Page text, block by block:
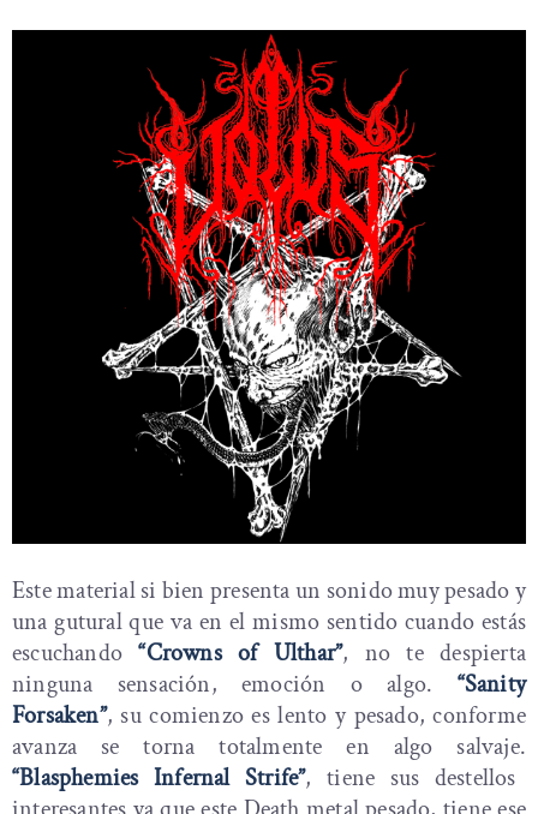
Este material si bien presenta un sonido muy pesado y
una gutural que va en el mismo sentido cuando estás
escuchando“Crowns of Ulthar”, no te despierta
ninguna sensación, emoción o algo. “Sanity
Forsaken”, su comienzo es lento y pesado, conforme
avanza se torna totalmente en algo salvaje.
“Blasphemies Infernal Strife”, tiene sus destellos